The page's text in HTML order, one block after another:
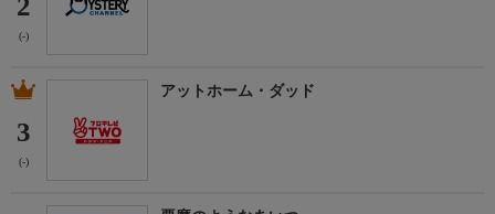
2
(-)
3
(-)
アットホーム・ダッド